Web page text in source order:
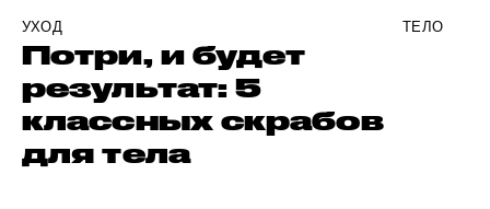
УХОД ТЕЛО
Потри, и будет
результат: 5
классных скрабов
для тела